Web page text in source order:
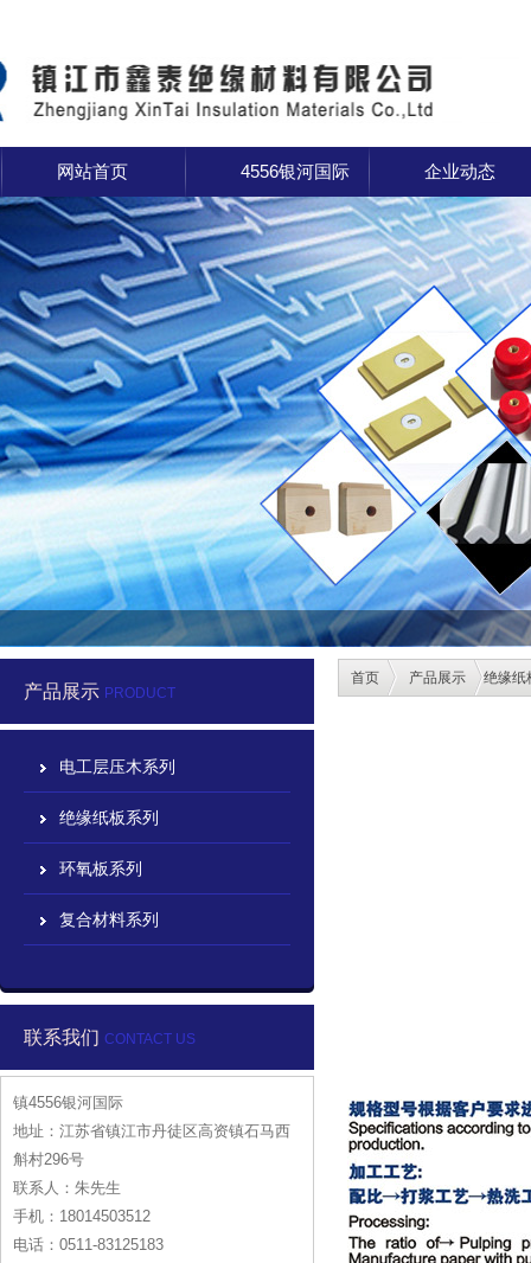
网站首页 4556银河国际 企业动态
产品展示 PRODUCT
电工层压木系列
绝缘纸板系列
环氧板系列
复合材料系列
联系我们 CONTACT US
镇4556银河国际
地址：江苏省镇江市丹徒区高资镇石马西
斛村296号
联系人：朱先生
手机：18014503512
电话：0511-83125183
首页 产品展示 绝缘纸